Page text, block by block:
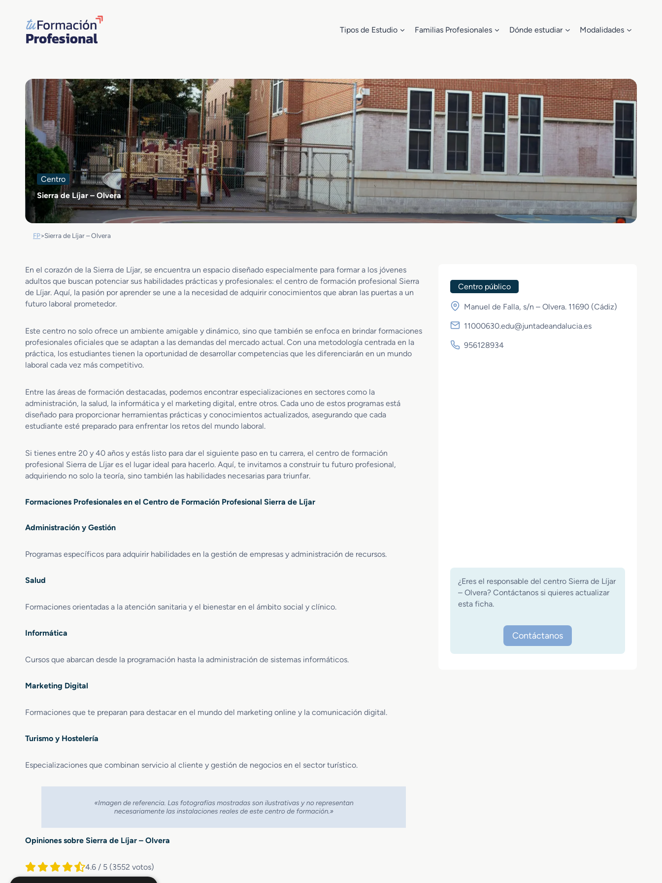
contenido
Tipos de Estudio Familias Profesionales Dónde estudiar Modalidades
Centro
Sierra de Líjar – Olvera
FP>Sierra de Líjar – Olvera
En el corazón de la Sierra de Líjar, se encuentra un espacio diseñado especialmente para formar a los jóvenes
adultos que buscan potenciar sus habilidades prácticas y profesionales: el centro de formación profesional Sierra
de Líjar. Aquí, la pasión por aprender se une a la necesidad de adquirir conocimientos que abran las puertas a un
futuro laboral prometedor.
Este centro no solo ofrece un ambiente amigable y dinámico, sino que también se enfoca en brindar formaciones
profesionales oficiales que se adaptan a las demandas del mercado actual. Con una metodología centrada en la
práctica, los estudiantes tienen la oportunidad de desarrollar competencias que les diferenciarán en un mundo
laboral cada vez más competitivo.
Entre las áreas de formación destacadas, podemos encontrar especializaciones en sectores como la
administración, la salud, la informática y el marketing digital, entre otros. Cada uno de estos programas está
diseñado para proporcionar herramientas prácticas y conocimientos actualizados, asegurando que cada
estudiante esté preparado para enfrentar los retos del mundo laboral.
Si tienes entre 20 y 40 años y estás listo para dar el siguiente paso en tu carrera, el centro de formación
profesional Sierra de Líjar es el lugar ideal para hacerlo. Aquí, te invitamos a construir tu futuro profesional,
adquiriendo no solo la teoría, sino también las habilidades necesarias para triunfar.
Formaciones Profesionales en el Centro de Formación Profesional Sierra de Líjar
Administración y Gestión
Programas específicos para adquirir habilidades en la gestión de empresas y administración de recursos.
Salud
Formaciones orientadas a la atención sanitaria y el bienestar en el ámbito social y clínico.
Informática
Cursos que abarcan desde la programación hasta la administración de sistemas informáticos.
Marketing Digital
Formaciones que te preparan para destacar en el mundo del marketing online y la comunicación digital.
Turismo y Hostelería
Especializaciones que combinan servicio al cliente y gestión de negocios en el sector turístico.
Opiniones sobre Sierra de Líjar – Olvera
4.6 / 5 (3552 votos)
Centro público
Manuel de Falla, s/n – Olvera. 11690 (Cádiz)
11000630.edu@juntadeandalucia.es
956128934
¿Eres el responsable del centro Sierra de Líjar
– Olvera? Contáctanos si quieres actualizar
esta ficha.
Contáctanos